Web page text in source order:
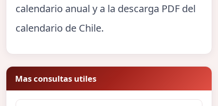
calendario anual y a la descarga PDF del
calendario de Chile.
Mas consultas utiles